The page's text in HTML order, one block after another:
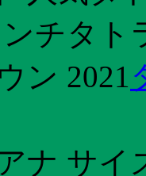
チタ
ン 2021
ナ サイ